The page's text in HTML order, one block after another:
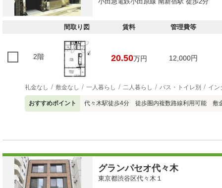
間取り図 賃料 管理費等
2階 20.50万円 12,000円
礼金なし 敷金なし 一人暮らし 二人暮らし バス・トイレ別 イン
おすすめポイント 代々木駅徒歩4分 徒歩圏内複数路線利用可能
グランパセオ代々木
東京都渋谷区代々木１